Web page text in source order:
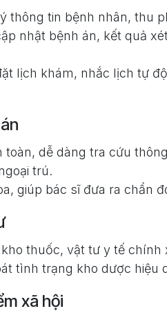
thông tin bệnh nhân, thu
nhật bệnh án, kết quả
lịch khám, nhắc lịch tự
toàn, dễ dàng tra cứu
trú.
giúp bác sĩ đưa ra chẩn
thuốc, vật tư y tế chính
tình trạng kho dược hiệu
xã hội